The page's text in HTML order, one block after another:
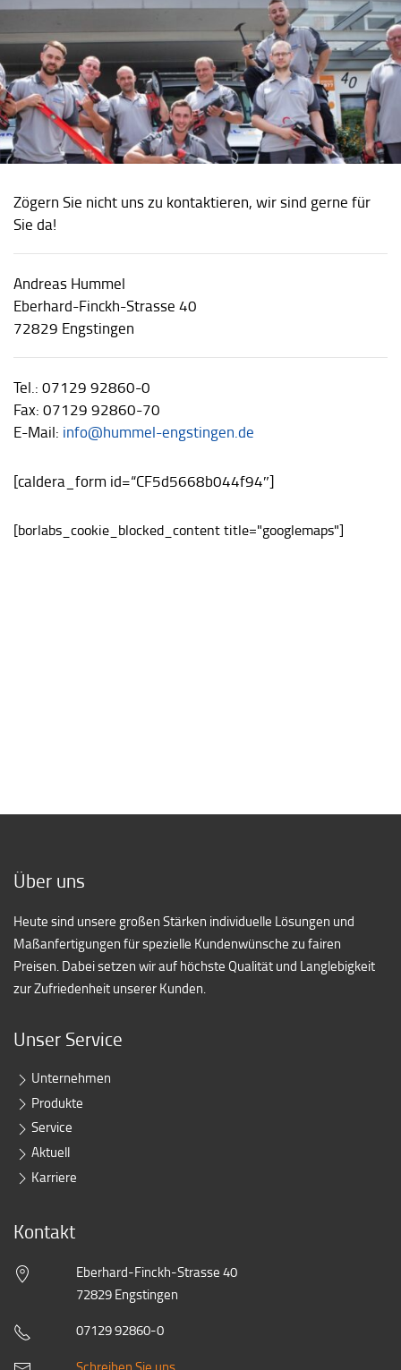
Zögern Sie nicht uns zu kontaktieren, wir sind gerne für
Sie da!
Andreas Hummel
Eberhard-Finckh-Strasse 40
72829 Engstingen
Tel.: 07129 92860-0
Fax: 07129 92860-70
E-Mail: info@hummel-engstingen.de
[caldera_form id=“CF5d5668b044f94″]
[borlabs_cookie_blocked_content title="googlemaps"]
[/borlabs_cookie_blocked_content]
Über uns
Heute sind unsere großen Stärken individuelle Lösungen und
Maßanfertigungen für spezielle Kundenwünsche zu fairen
Preisen. Dabei setzen wir auf höchste Qualität und Langlebigkeit
zur Zufriedenheit unserer Kunden.
Unser Service
Unternehmen
Produkte
Service
Aktuell
Karriere
Kontakt
Eberhard-Finckh-Strasse 40
72829 Engstingen
07129 92860-0